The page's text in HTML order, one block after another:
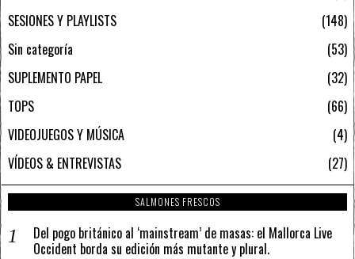
SESIONES Y PLAYLISTS
148
Sin categoría
53
SUPLEMENTO PAPEL
32
TOPS
66
VIDEOJUEGOS Y MÚSICA
4
VÍDEOS & ENTREVISTAS
27
SALMONES FRESCOS
Del pogo británico al ‘mainstream’ de masas: el Mallorca Live
Occident borda su edición más mutante y plural.